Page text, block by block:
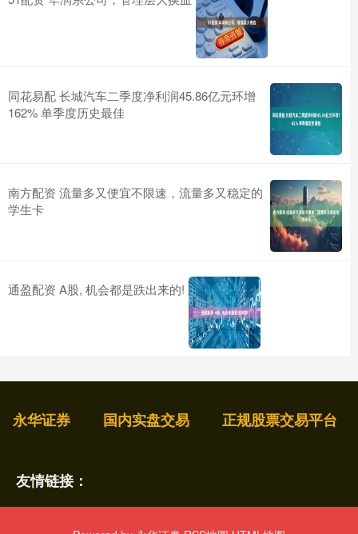
同花易配 长城汽车二季度净利润45.86亿元环增
162% 单季度历史最佳
南方配资 流量多又便宜不限速，流量多又稳定的
学生卡
通盈配资 A股, 机会都是跌出来的!
永华证券 国内实盘交易 正规股票交易平台
友情链接：